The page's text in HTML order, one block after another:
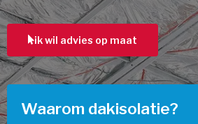
ik wil advies op maat
Waarom dakisolatie?